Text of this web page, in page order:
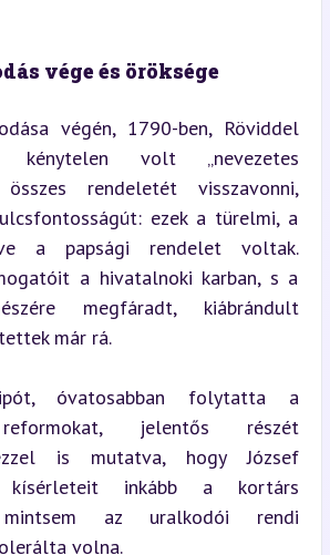
vége és öröksége
végén, 1790-ben, Röviddel
volt „nevezetes
összes rendeletét visszavonni,
ezek a türelmi, a
a papsági rendelet voltak.
a hivatalnoki karban, s a
megfáradt, kiábrándult
már rá.
óvatosabban folytatta a
jelentős részét
is mutatva, hogy József
kísérleteit inkább a kortárs
mintsem az uralkodói rendi
volna.